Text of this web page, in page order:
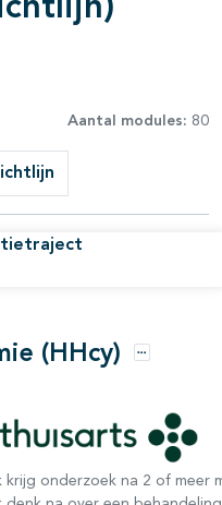
Aantal modules: 80
(HHcy) Opties
krijg onderzoek na 2 of meer